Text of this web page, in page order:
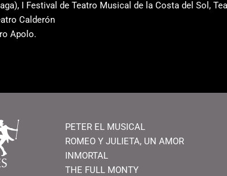
I Festival de Teatro Musical de la Costa del Sol,
Calderón
Apolo.
PETER EL MUSICAL
ROMEO Y JULIETA, UN AMOR
INMORTAL
THE FULL MONTY